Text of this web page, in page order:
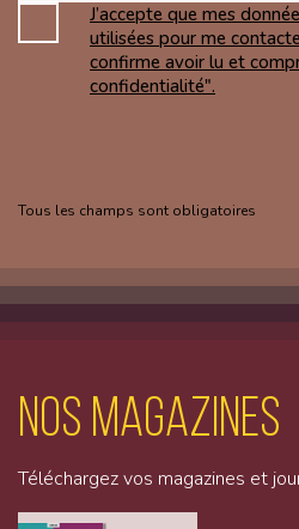
J’accepte que mes
utilisées pour me
confirme avoir lu et
confidentialité".
Tous les champs sont obligatoires
Nos magazines
Téléchargez vos magazines et